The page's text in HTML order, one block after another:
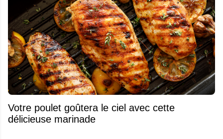
Votre poulet goûtera le ciel avec cette
délicieuse marinade